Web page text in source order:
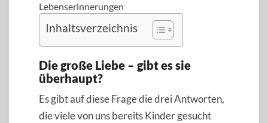
Lebenserinnerungen
Inhaltsverzeichnis
Die große Liebe – gibt es sie
überhaupt?
Es gibt auf diese Frage die drei Antworten,
die viele von uns bereits Kinder gesucht